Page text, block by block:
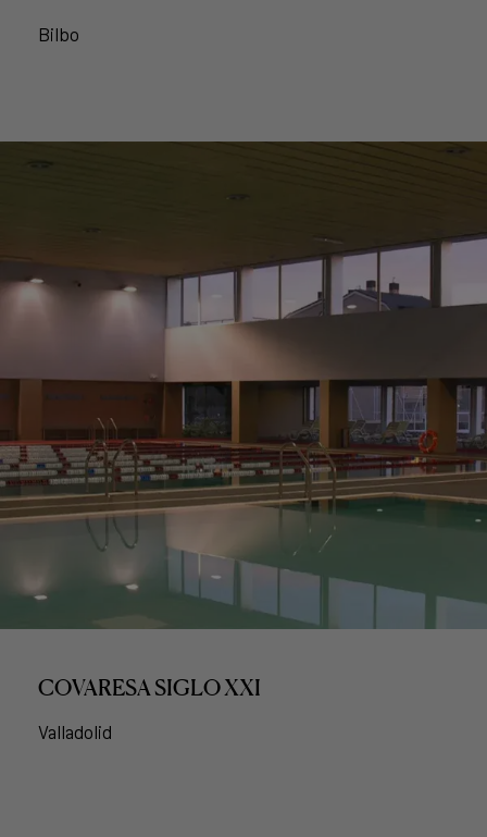
Bilbo
COVARESA SIGLO XXI
Valladolid